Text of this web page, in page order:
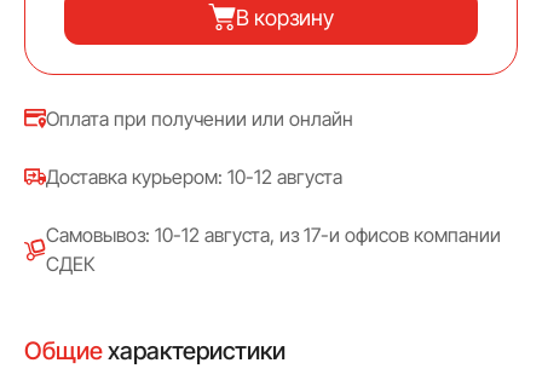
В корзину
Оплата при получении или онлайн
Доставка курьером: 10-12 августа
Самовывоз: 10-12 августа, из 17-и офисов компании
СДЕК
Общиехарактеристики